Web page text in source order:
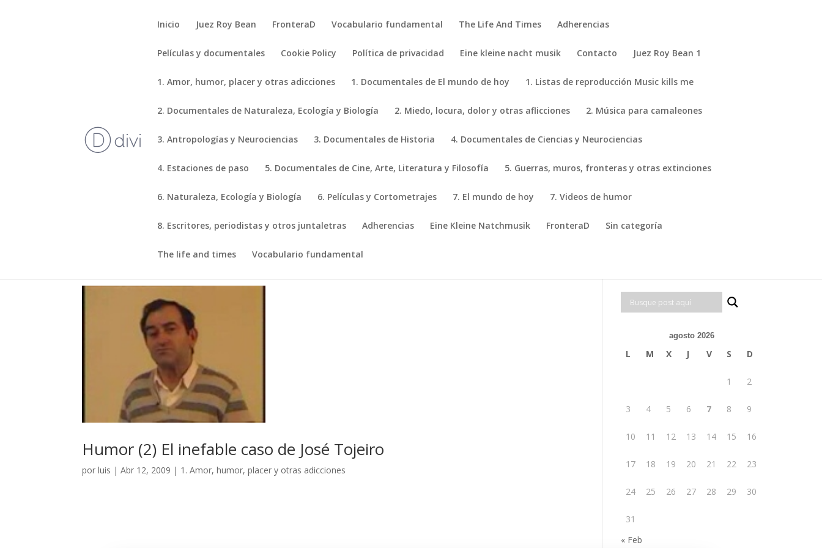
Inicio Juez Roy Bean FronteraD Vocabulario fundamental The Life And Times Adherencias
Películas y documentales Cookie Policy Política de privacidad Eine kleine nacht musik Contacto Juez Roy Bean 1
1. Amor, humor, placer y otras adicciones 1. Documentales de El mundo de hoy 1. Listas de reproducción Music kills me
2. Documentales de Naturaleza, Ecología y Biología 2. Miedo, locura, dolor y otras aflicciones 2. Música para camaleones
3. Antropologías y Neurociencias 3. Documentales de Historia 4. Documentales de Ciencias y Neurociencias
4. Estaciones de paso 5. Documentales de Cine, Arte, Literatura y Filosofía 5. Guerras, muros, fronteras y otras extinciones
6. Naturaleza, Ecología y Biología 6. Películas y Cortometrajes 7. El mundo de hoy 7. Videos de humor
8. Escritores, periodistas y otros juntaletras Adherencias Eine Kleine Natchmusik FronteraD Sin categoría
The life and times Vocabulario fundamental
Humor (2) El inefable caso de José Tojeiro
porluis |Abr 12, 2009 | 1. Amor, humor, placer y otras adicciones
agosto 2026
L M X J V S D
1 2
3 4 5 6 7 8 9
10 11 12 13 14 15 16
17 18 19 20 21 22 23
24 25 26 27 28 29 30
31
« Feb